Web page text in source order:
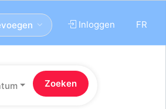
FR
Inloggen